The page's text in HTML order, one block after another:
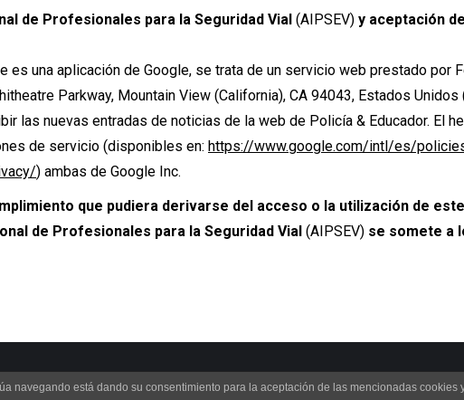
de Profesionales para la Seguridad Vial (AIPSEV) y aceptación
es una aplicación de Google, se trata de un servicio web prestado por
Parkway, Mountain View (California), CA 94043, Estados Unidos
las nuevas entradas de noticias de la web de Policía & Educador. El
de servicio (disponibles en: https://www.google.com/intl/es/
) ambas de Google Inc.
que pudiera derivarse del acceso o la utilización de
de Profesionales para la Seguridad Vial (AIPSEV) se somete a
Política de
navegando está dando su consentimiento para la aceptación de las mencionadas cookies